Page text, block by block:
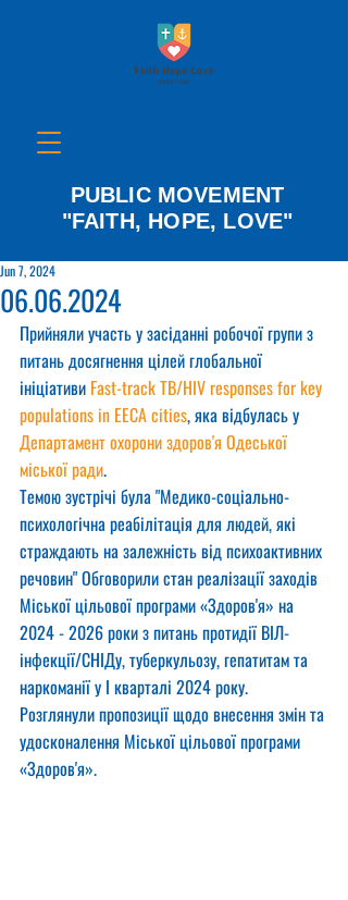
PUBLIC MOVEMENT
"FAITH, HOPE, LOVE"
06.06.2024
Jun 7, 2024
Прийняли участь у засіданні робочої групи з
питань досягнення цілей глобальної
ініціативи Fast-track TB/HIV responses for key
populations in EECA cities, яка відбулась у
Департамент охорони здоров'я Одеської
міської ради.
Темою зустрічі була "Медико-соціально-
психологічна реабілітація для людей, які
страждають на залежність від психоактивних
речовин" Обговорили стан реалізації заходів
Міської цільової програми «Здоров'я» на
2024 - 2026 роки з питань протидії ВІЛ-
інфекції/СНІДу, туберкульозу, гепатитам та
наркоманії у I кварталі 2024 року.
Розглянули пропозиції щодо внесення змін та
удосконалення Міської цільової програми
«Здоров'я».